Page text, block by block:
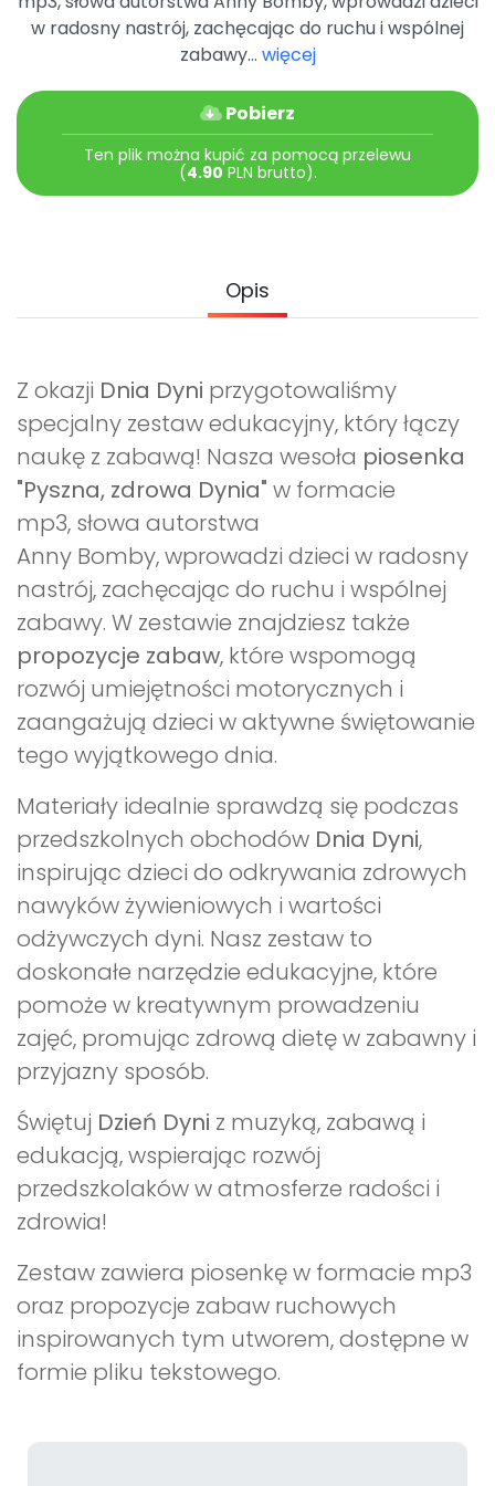
Archiwalne numery
Promocje
w radosny nastrój, zachęcając do ruchu i wspólnej
zabawy... więcej
Pobierz
Ten plik można kupić za pomocą przelewu
(4.90 PLN brutto).
Opis
Z okazji Dnia Dyni przygotowaliśmy
specjalny zestaw edukacyjny, który łączy
naukę z zabawą! Nasza wesoła piosenka
"Pyszna, zdrowa Dynia" w formacie
mp3, słowa autorstwa
Anny Bomby, wprowadzi dzieci w radosny
nastrój, zachęcając do ruchu i wspólnej
zabawy. W zestawie znajdziesz także
propozycje zabaw, które wspomogą
rozwój umiejętności motorycznych i
zaangażują dzieci w aktywne świętowanie
tego wyjątkowego dnia.
Materiały idealnie sprawdzą się podczas
przedszkolnych obchodów Dnia Dyni,
inspirując dzieci do odkrywania zdrowych
nawyków żywieniowych i wartości
odżywczych dyni. Nasz zestaw to
doskonałe narzędzie edukacyjne, które
pomoże w kreatywnym prowadzeniu
zajęć, promując zdrową dietę w zabawny i
przyjazny sposób.
Świętuj Dzień Dyni z muzyką, zabawą i
edukacją, wspierając rozwój
przedszkolaków w atmosferze radości i
zdrowia!
Zestaw zawiera piosenkę w formacie mp3
oraz propozycje zabaw ruchowych
inspirowanych tym utworem, dostępne w
formie pliku tekstowego.